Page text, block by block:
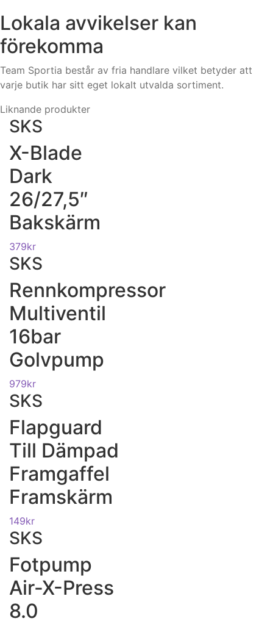
Lokala avvikelser kan
förekomma
Team Sportia består av fria handlare vilket betyder att
varje butik har sitt eget lokalt utvalda sortiment.
Liknande produkter
SKS
X-Blade
Dark
26/27,5″
Bakskärm
379kr
SKS
Rennkompressor
Multiventil
16bar
Golvpump
979kr
SKS
Flapguard
Till Dämpad
Framgaffel
Framskärm
149kr
SKS
Fotpump
Air-X-Press
8.0